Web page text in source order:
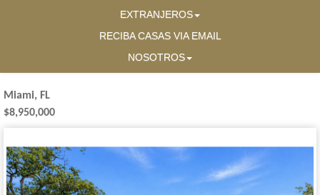
EXTRANJEROS
RECIBA CASAS VIA EMAIL
NOSOTROS
Miami, FL
$8,950,000